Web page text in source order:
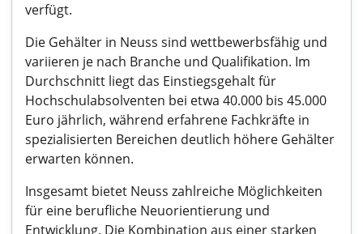
verfügt.
Die Gehälter in Neuss sind wettbewerbsfähig und
variieren je nach Branche und Qualifikation. Im
Durchschnitt liegt das Einstiegsgehalt für
Hochschulabsolventen bei etwa 40.000 bis 45.000
Euro jährlich, während erfahrene Fachkräfte in
spezialisierten Bereichen deutlich höhere Gehälter
erwarten können.
Insgesamt bietet Neuss zahlreiche Möglichkeiten
für eine berufliche Neuorientierung und
Entwicklung. Die Kombination aus einer starken